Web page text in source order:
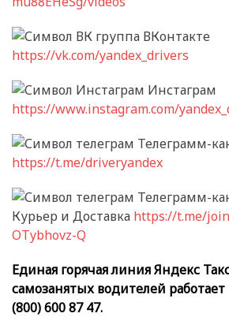
группа ВКонтакте
https://vk.com/yandex_drivers
Инстаграм
https://www.instagram.com/
Телеграмм-
https://t.me/driveryandex
Телеграмм-
Курьер и Доставка https://t.me/
OTybhovz-Q
Единая горячая линия Яндекс
самозанятых водителей работает
(800) 600 87 47.